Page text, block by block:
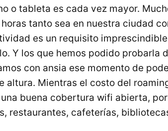
o tableta es cada vez mayor.
tanto sea en nuestra ciudad
es un requisito
Y los que hemos podido probarla
con ansia ese momento de
altura. Mientras el costo del
buena cobertura wifi abierta,
restaurantes, cafeterías,